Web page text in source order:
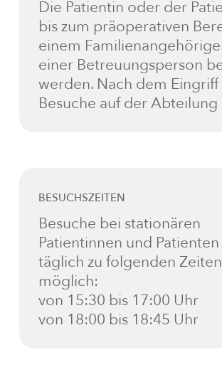
Die Patientin oder der
bis zum präoperativen
einem
einer Betreuungsperson
werden. Nach dem Eingriff
Besuche auf der
BESUCHSZEITEN
Besuche bei stationären
Patientinnen und
täglich zu folgenden Zeiten
möglich:
von 15:30 bis 17:00 Uhr
von 18:00 bis 18:45 Uhr